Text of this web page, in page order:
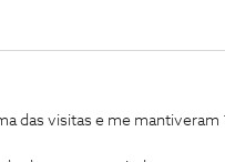
das visitas e me